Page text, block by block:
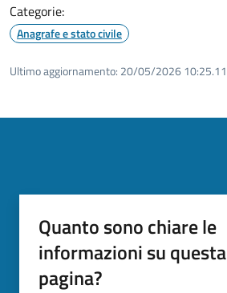
Categorie:
Anagrafe e stato civile
Ultimo aggiornamento: 20/05/2026 10:25.11
Quanto sono chiare le
informazioni su questa
pagina?